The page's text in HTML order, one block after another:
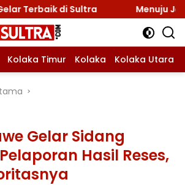
Menuju Jamnas 2026,
Kolaka Timur Kolaka Kolaka Utara
Gelar Sidang
Hasil Reses,